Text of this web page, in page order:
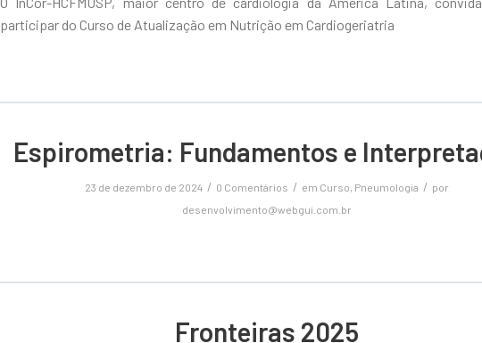
participar do Curso de Atualização em Nutrição em Cardiogeriatria
Espirometria: Fundamentos e
23 de dezembro de 2024 / 0 Comentários / em Curso, Pneumologia / por
desenvolvimento@webgui.com.br
Fronteiras 2025